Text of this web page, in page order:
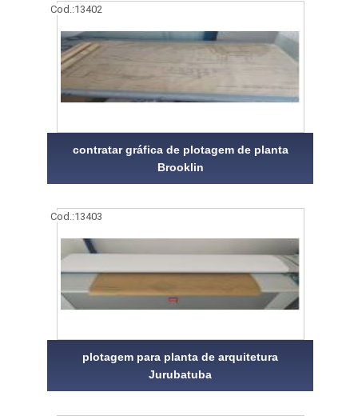
Cod.:13402
contratar gráfica de plotagem de planta
Brooklin
Cod.:13403
plotagem para planta de arquitetura
Jurubatuba